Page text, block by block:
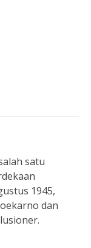
satu
1945,
dan